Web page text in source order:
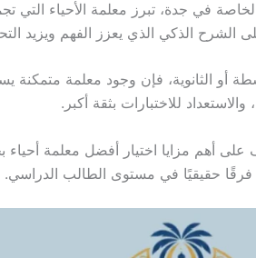
في جدة، تبرز معلمة الأحياء التي
الشرح الذكي الذي يعزز الفهم ويزيد
أو الثانوية، فإن وجود معلمة متمكنة
للاختبارات بثقة أكبر.
أهم مزايا اختيار أفضل معلمة أحياء
حقيقيًا في مستوى الطالب الدراسي.